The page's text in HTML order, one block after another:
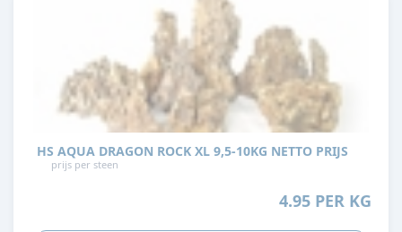
HS AQUA DRAGON ROCK XL 9,5-10KG NETTO PRIJS
prijs per steen
4.95 PER KG